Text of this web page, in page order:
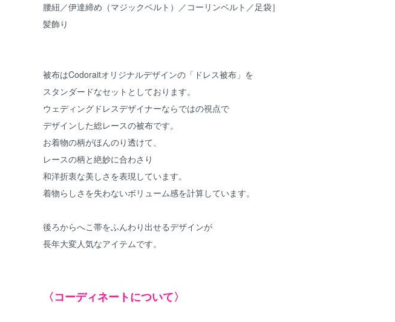
腰紐／伊達締め（マジックベルト）／コーリンベルト／足袋］
髪飾り
被布はCodoraitオリジナルデザインの「ドレス被布」を
スタンダードなセットとしております。
ウェディングドレスデザイナーならではの視点で
デザインした総レースの被布です。
お着物の柄がほんのり透けて、
レースの柄と絶妙に合わさり
和洋折衷な美しさを表現しています。
着物らしさを失わないボリューム感を計算しています。
後ろからへこ帯をふんわり出せるデザインが
長年大変人気なアイテムです。
〈コーディネートについて〉